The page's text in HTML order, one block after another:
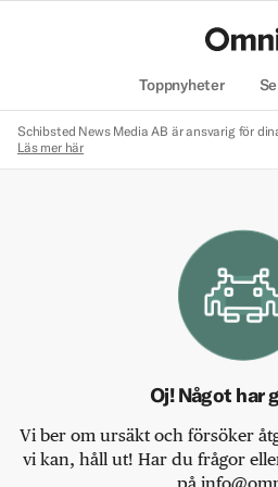
Toppnyheter
Schibsted News Media AB är ansvarig för
Läs mer här
Oj! Något har
Vi ber om ursäkt och försöker
vi kan, håll ut! Har du frågor